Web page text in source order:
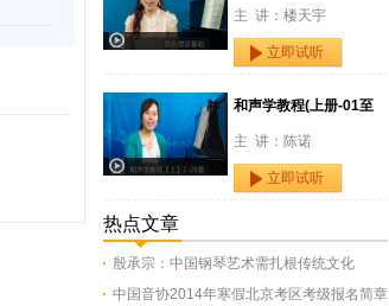
主 讲：楼天宇
立即试听
和声学教程(上册-01至
主 讲：陈诺
立即试听
热点文章
殷承宗：中国钢琴艺术需扎根传统文化
中国音协2014年寒假北京考区考级报名简章